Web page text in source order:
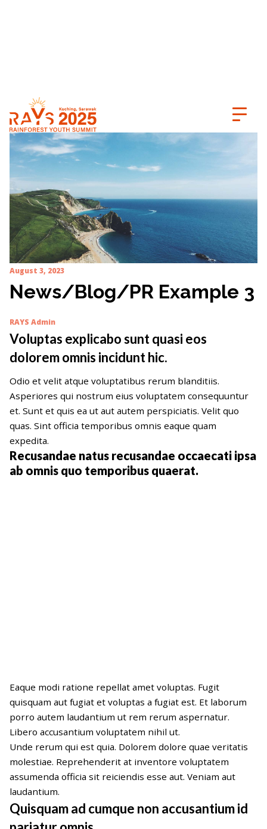
August 3, 2023
News/Blog/PR Example 3
RAYS Admin
Voluptas explicabo sunt quasi eos
dolorem omnis incidunt hic.
Odio et velit atque voluptatibus rerum blanditiis.
Asperiores qui nostrum eius voluptatem consequuntur
et. Sunt et quis ea ut aut autem perspiciatis. Velit quo
quas. Sint officia temporibus omnis eaque quam
expedita.
Recusandae natus recusandae occaecati ipsa
ab omnis quo temporibus quaerat.
Eaque modi ratione repellat amet voluptas. Fugit
quisquam aut fugiat et voluptas a fugiat est. Et laborum
porro autem laudantium ut rem rerum aspernatur.
Libero accusantium voluptatem nihil ut.
Unde rerum qui est quia. Dolorem dolore quae veritatis
molestiae. Reprehenderit at inventore voluptatem
assumenda officia sit reiciendis esse aut. Veniam aut
laudantium.
Quisquam ad cumque non accusantium id